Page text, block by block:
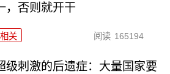
，否则就开干
相关 阅读 165194
级刺激的后遗症：大量国家要